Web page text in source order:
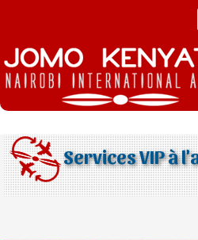
Services VIP à